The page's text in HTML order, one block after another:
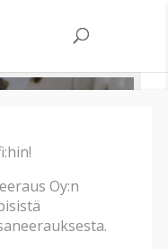
Oy:n